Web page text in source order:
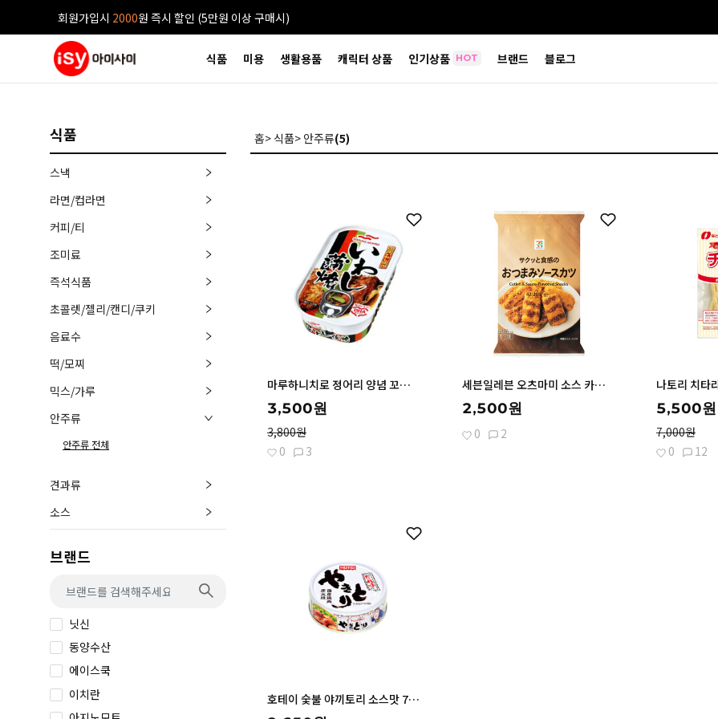
회원가입시 2000원 즉시 할인 (5만원 이상 구매시)
식품 미용 생활용품 캐릭터 상품 인기상품 HOT 브랜드 블로그
식품
스낵
라면/컵라면
커피/티
조미료
즉석식품
초콜렛/젤리/캔디/쿠키
음료수
떡/모찌
믹스/가루
안주류
안주류 전체
견과류
소스
브랜드
닛신
동양수산
에이스쿡
이치란
홈> 식품> 안주류(5)
바로가기 마루하니치로 정어리 양념 꼬치구이 통조림 100g
3,500원
3,800원
0
3
바로가기 세븐일레븐 오츠마미 소스 카츠 42g 바삭한 식감
2,500원
0 2
5,500원
7,000원
0
12
바로가기 호테이 숯불 야끼토리 소스맛 75g 외 1종 일본 야키토리 통조림